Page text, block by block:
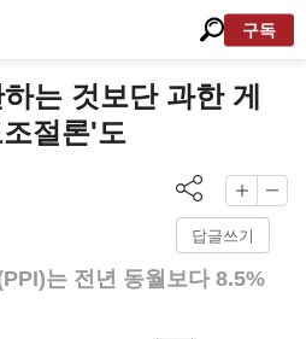
구독
는 것보단 과한 게
절론'도
답글쓰기
는 전년 동월보다 8.5%